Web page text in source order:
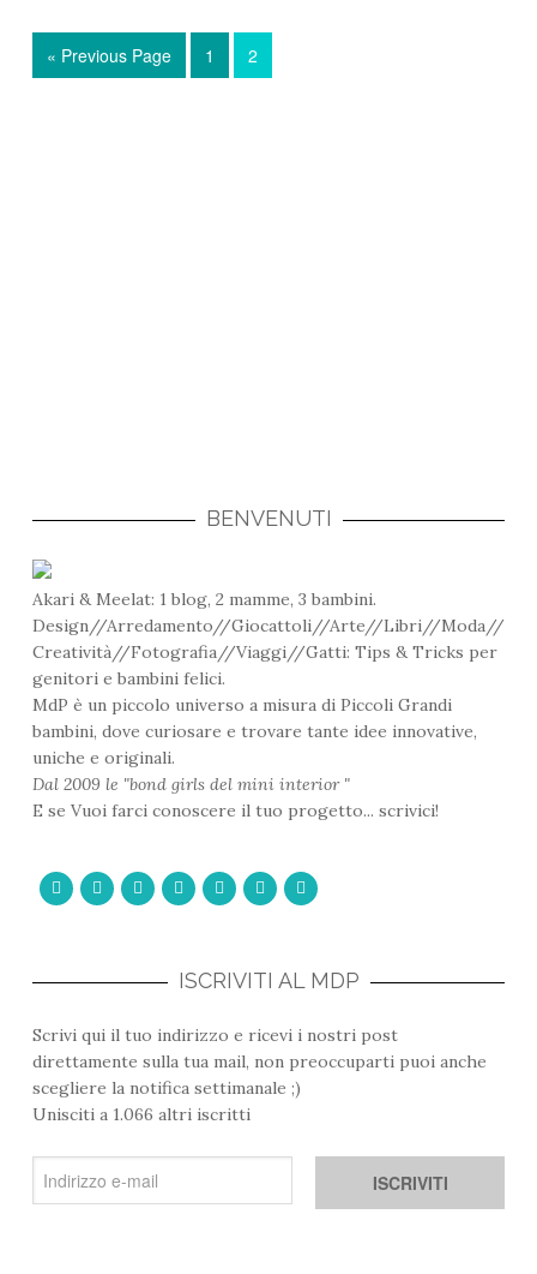
« Previous Page 1 2
BENVENUTI
Akari & Meelat: 1 blog, 2 mamme, 3 bambini.
Design//Arredamento//Giocattoli//Arte//Libri//Moda//
Creatività//Fotografia//Viaggi//Gatti: Tips & Tricks per
genitori e bambini felici.
MdP è un piccolo universo a misura di Piccoli Grandi
bambini, dove curiosare e trovare tante idee innovative,
uniche e originali.
Dal 2009 le "bond girls del mini interior "
E se Vuoi farci conoscere il tuo progetto... scrivici!
      
ISCRIVITI AL MDP
Scrivi qui il tuo indirizzo e ricevi i nostri post
direttamente sulla tua mail, non preoccuparti puoi anche
scegliere la notifica settimanale ;)
Unisciti a 1.066 altri iscritti